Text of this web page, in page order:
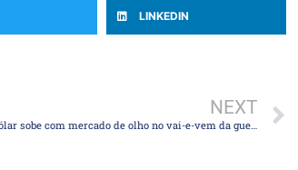
LINKEDIN
NEXT